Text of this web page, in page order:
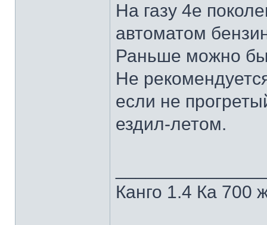
На газу 4е
автоматом
Раньше можно
Не
если не
ездил-летом.
Канго 1.4 Ка 700